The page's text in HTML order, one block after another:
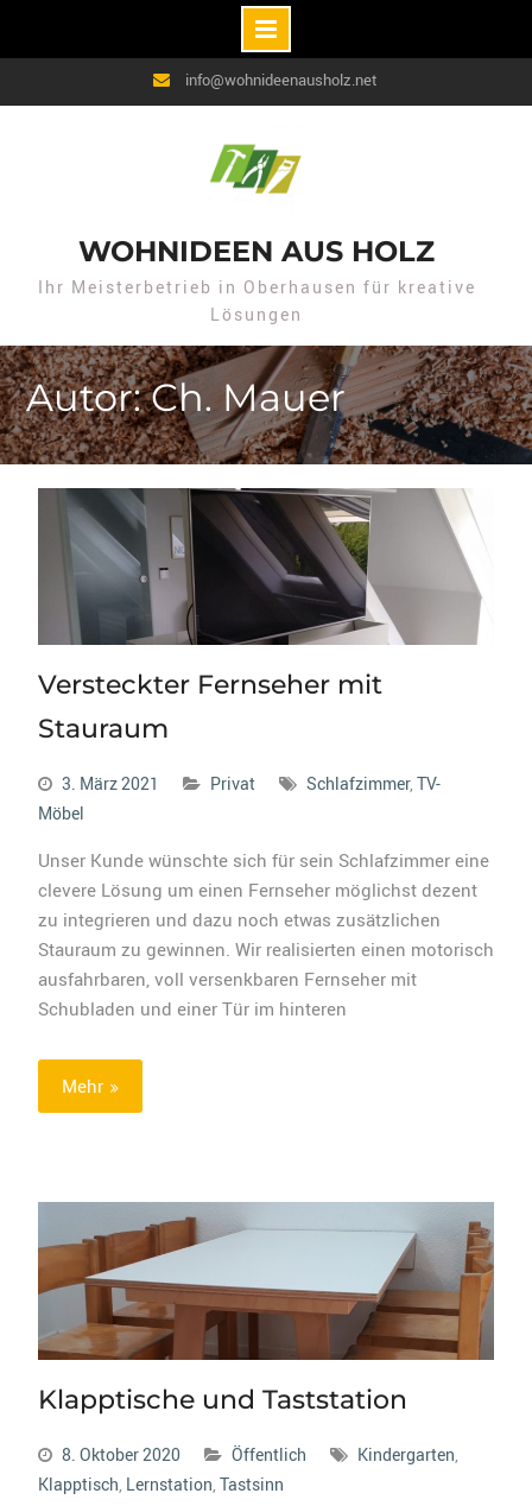
info@wohnideenausholz.net
WOHNIDEEN AUS HOLZ
Ihr Meisterbetrieb in Oberhausen für kreative
Lösungen
Autor: Ch. Mauer
Versteckter Fernseher mit
Stauraum
3. März 2021 Privat Schlafzimmer, TV-
Möbel
Unser Kunde wünschte sich für sein Schlafzimmer eine
clevere Lösung um einen Fernseher möglichst dezent
zu integrieren und dazu noch etwas zusätzlichen
Stauraum zu gewinnen. Wir realisierten einen motorisch
ausfahrbaren, voll versenkbaren Fernseher mit
Schubladen und einer Tür im hinteren
Mehr
Klapptische und Taststation
8. Oktober 2020 Öffentlich Kindergarten
Klapptisch Lernstation Tastsinn